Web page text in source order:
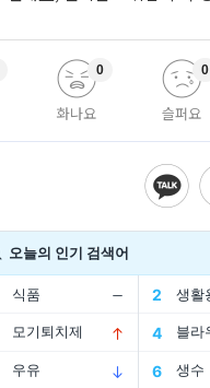
화나요
0
슬퍼요
0